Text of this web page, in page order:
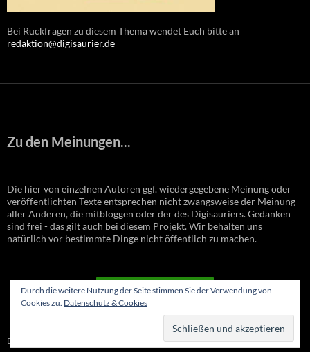
Bei Rückfragen zu diesem Thema wendet Euch bitte an
redaktion@digisaurier.de
Zu den Meinungen...
Die hier von einzelnen Autoren ggf. wiedergegebene Meinung oder
veröffentlichten Texte entsprechen nicht zwangsweise der Meinung
aller Anderen, die mitbloggen oder der des Digisauriers. Gedanken
sind frei - das gilt auch bei diesem Projekt. Wir behalten uns
natürlich vor bestimmte Dinge nicht öffentlich zu machen.
VERTRAG WIDERRUFEN
Durch die weitere Nutzung der Seite stimmen Sie der Verwendung von
Cookies zu. Datenschutz & Cookies
Datenschutzerklärung Stolz präsentiert von WordPress